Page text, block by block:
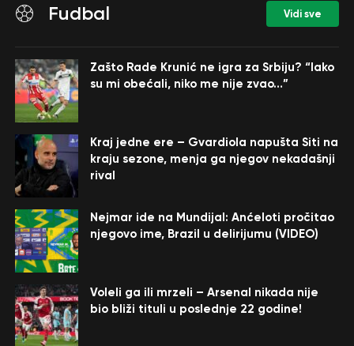
Fudbal Vidi sve
Zašto Rade Krunić ne igra za Srbiju? “Iako
su mi obećali, niko me nije zvao…”
Kraj jedne ere – Gvardiola napušta Siti na
kraju sezone, menja ga njegov nekadašnji
rival
Nejmar ide na Mundijal: Anćeloti pročitao
njegovo ime, Brazil u delirijumu (VIDEO)
Voleli ga ili mrzeli – Arsenal nikada nije
bio bliži tituli u poslednje 22 godine!